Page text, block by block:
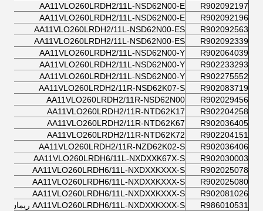
R902092197
AA11VLO260LRDH2/11L-NSD62N00-E
R902092196
AA11VLO260LRDH2/11L-NSD62N00-E
R902092563
AA11VLO260LRDH2/11L-NSD62N00-ES
R902092339
AA11VLO260LRDH2/11L-NSD62N00-ES
R902064039
AA11VLO260LRDH2/11L-NSD62N00-Y
R902233293
AA11VLO260LRDH2/11L-NSD62N00-Y
R902275552
AA11VLO260LRDH2/11L-NSD62N00-Y
R902083719
AA11VLO260LRDH2/11R-NSD62K07-S
R902029456
AA11VLO260LRDH2/11R-NSD62N00
R902204258
AA11VLO260LRDH2/11R-NTD62K17
R902036405
AA11VLO260LRDH2/11R-NTD62K67
R902204151
AA11VLO260LRDH2/11R-NTD62K72
R902036406
AA11VLO260LRDH2/11R-NZD62K02-S
R902030003
AA11VLO260LRDH6/11L-NXDXXK67X-S
R902025078
AA11VLO260LRDH6/11L-NXDXXKXXX-S
R902025080
AA11VLO260LRDH6/11L-NXDXXKXXX-S
R902081026
AA11VLO260LRDH6/11L-NXDXXKXXX-S
R986010531
AA11VLO260LRDH6/11L-NXDXXKXXX-S ريمان